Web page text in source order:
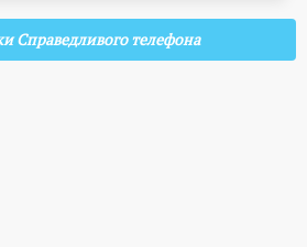
Справедливого телефона